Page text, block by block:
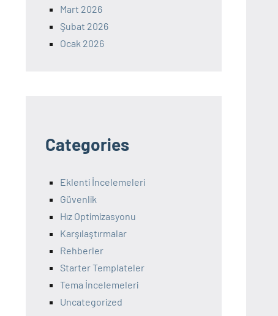
Mart 2026
Şubat 2026
Ocak 2026
Categories
Eklenti İncelemeleri
Güvenlik
Hız Optimizasyonu
Karşılaştırmalar
Rehberler
Starter Templateler
Tema İncelemeleri
Uncategorized